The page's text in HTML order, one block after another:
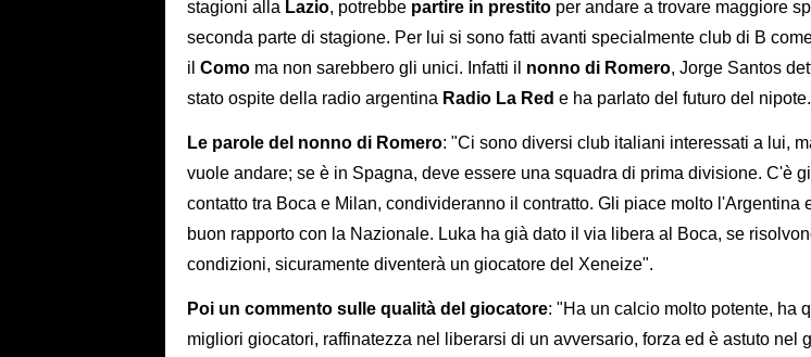
stagioni alla Lazio, potrebbe partire in prestito per andare a trovare maggiore
seconda parte di stagione. Per lui si sono fatti avanti specialmente club di B
il Como ma non sarebbero gli unici. Infatti il nonno di Romero, Jorge Santos
stato ospite della radio argentina Radio La Red e ha parlato del futuro del nipote.
Le parole del nonno di Romero: "Ci sono diversi club italiani interessati a lui,
vuole andare; se è in Spagna, deve essere una squadra di prima divisione. C'è
contatto tra Boca e Milan, condivideranno il contratto. Gli piace molto l'Argentina
buon rapporto con la Nazionale. Luka ha già dato il via libera al Boca, se
condizioni, sicuramente diventerà un giocatore del Xeneize".
Poi un commento sulle qualità del giocatore: "Ha un calcio molto potente, ha
migliori giocatori, raffinatezza nel liberarsi di un avversario, forza ed è astuto nel